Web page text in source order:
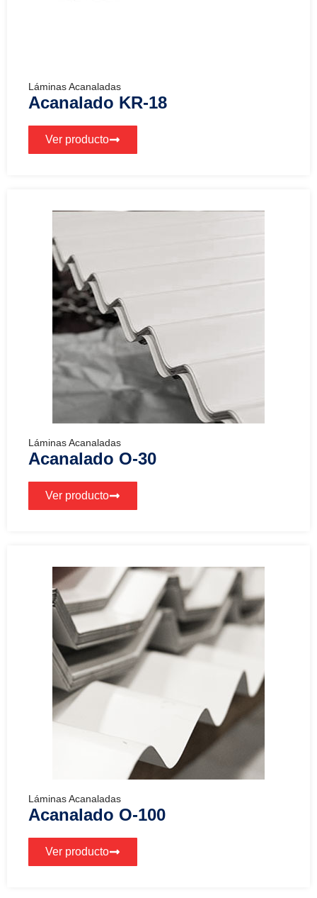
Láminas Acanaladas
Acanalado KR-18
Ver producto
Láminas Acanaladas
Acanalado O-30
Ver producto
Láminas Acanaladas
Acanalado O-100
Ver producto